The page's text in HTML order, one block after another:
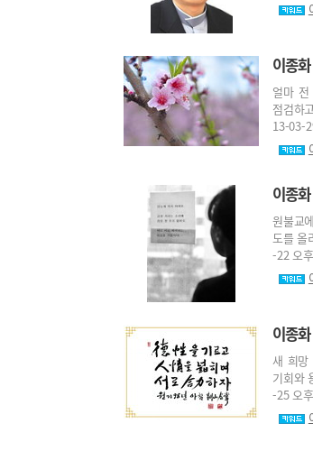
이종
얼마 전
점검하
13-03-
이종
원불교
도를 올
-22 오
이종
새 희망
기회와
-25 오